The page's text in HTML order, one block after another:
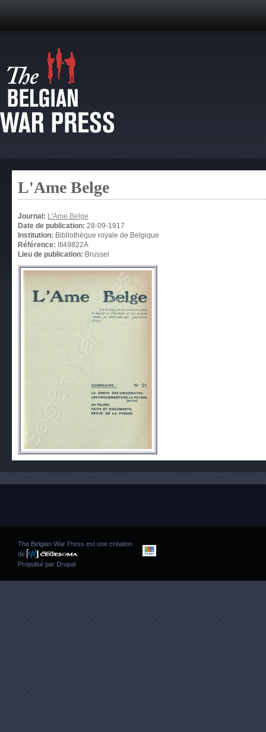
L'Ame Belge
Journal: L'Ame Belge
Date de publication: 28-09-1917
Institution: Bibliothèque royale de Belgique
Référence:
III49822A
Lieu de publication: Brussel
The Belgian War Press est une création
de
Propulsé par Drupal